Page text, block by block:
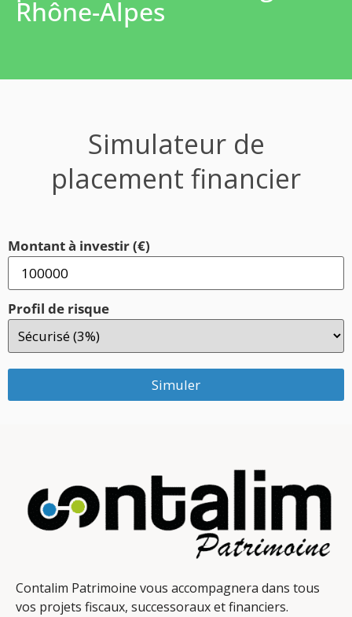
Rhône-Alpes
Simulateur de
placement financier
Montant à investir (€)
Profil de risque
Simuler
Contalim Patrimoine vous accompagnera dans tous
vos projets fiscaux, successoraux et financiers.